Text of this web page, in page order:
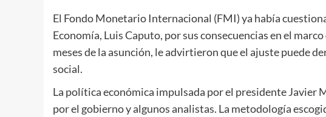
El Fondo Monetario Internacional (FMI) ya había
Economía, Luis Caputo, por sus consecuencias en el
meses de la asunción, le advirtieron que el ajuste puede
social.
La política económica impulsada por el presidente Javier
por el gobierno y algunos analistas. La metodología